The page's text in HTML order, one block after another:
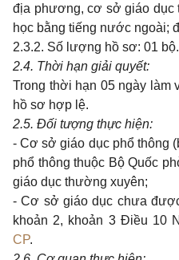
địa phương, cơ sở giáo dục
học bằng tiếng nước ngoài;
2.3.2. Số lượng hồ sơ: 01 bộ.
2.4. Thời hạn giải quyết:
Trong thời hạn 05 ngày làm
hồ sơ hợp lệ.
2.5. Đối tượng thực hiện:
- Cơ sở giáo dục phổ thông
phổ thông thuộc Bộ Quốc
giáo dục thường xuyên;
- Cơ sở giáo dục chưa
khoản 2, khoản 3 Điều 10
CP.